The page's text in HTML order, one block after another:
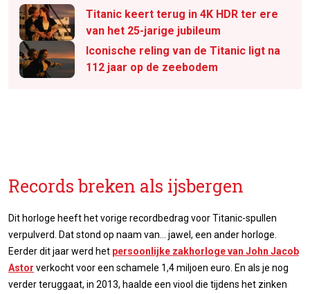
Titanic keert terug in 4K HDR ter ere
van het 25-jarige jubileum
Iconische reling van de Titanic ligt na
112 jaar op de zeebodem
Records breken als ijsbergen
Dit horloge heeft het vorige recordbedrag voor Titanic-spullen
verpulverd. Dat stond op naam van… jawel, een ander horloge.
Eerder dit jaar werd het persoonlijke zakhorloge van John Jacob
Astor verkocht voor een schamele 1,4 miljoen euro. En als je nog
verder teruggaat, in 2013, haalde een viool die tijdens het zinken